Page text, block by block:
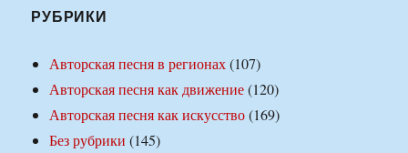
РУБРИКИ
Авторская песня в регионах(107)
Авторская песня как движение(120)
Авторская песня как искусство(169)
Без рубрики (145)